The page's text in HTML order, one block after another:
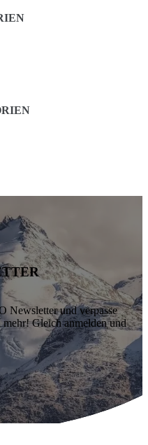
Newsletter und verpasse
Gleich anmelden und